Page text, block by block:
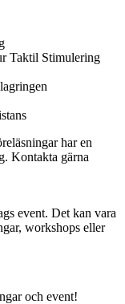
Taktil Stimulering
har en
Kontakta gärna
event. Det kan vara
workshops eller
och event!